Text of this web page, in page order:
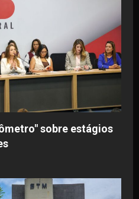
sobre estágios